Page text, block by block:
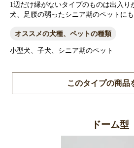
1辺だけ縁がないタイプのものは出入り
犬、足腰の弱ったシニア期のペットにも
オススメの犬種、ペットの種類
小型犬、子犬、シニア期のペット
このタイプの商品
ドーム型